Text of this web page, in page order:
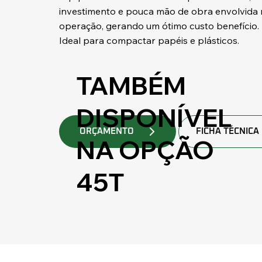
investimento e pouca mão de obra envolvida
operação, gerando um ótimo custo benefício.
Ideal para compactar papéis e plásticos.
FICHA TÉCNICA
ORÇAMENTO
TAMBÉM
DISPONÍVEL
NA OPÇÃO
45T